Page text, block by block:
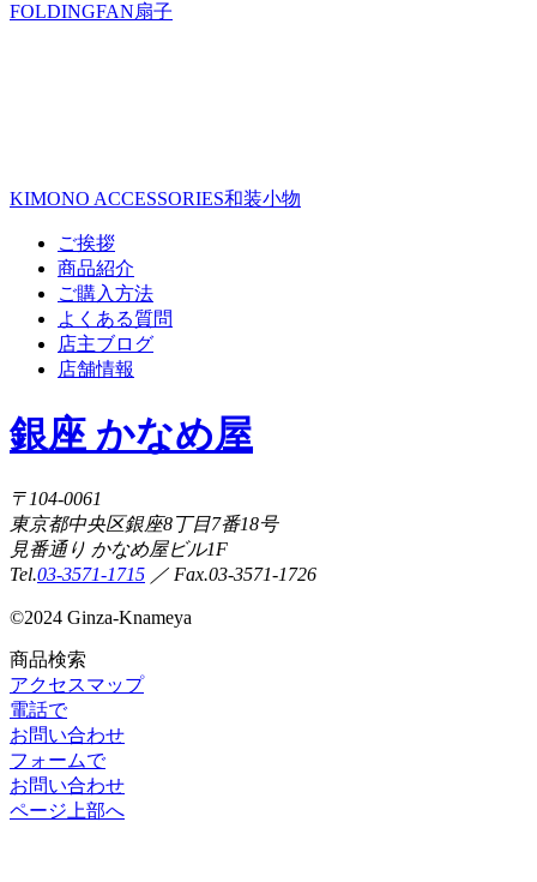
FOLDINGFAN扇子
KIMONO ACCESSORIES和装小物
ご挨拶
商品紹介
ご購入方法
よくある質問
店主ブログ
店舗情報
銀座 かなめ屋
〒104-0061
東京都中央区銀座8丁目7番18号
見番通り かなめ屋ビル1F
Tel.03-3571-1715 ／ Fax.03-3571-1726
©2024 Ginza-Knameya
商品検索
アクセスマップ
電話で
お問い合わせ
フォームで
お問い合わせ
ページ上部へ